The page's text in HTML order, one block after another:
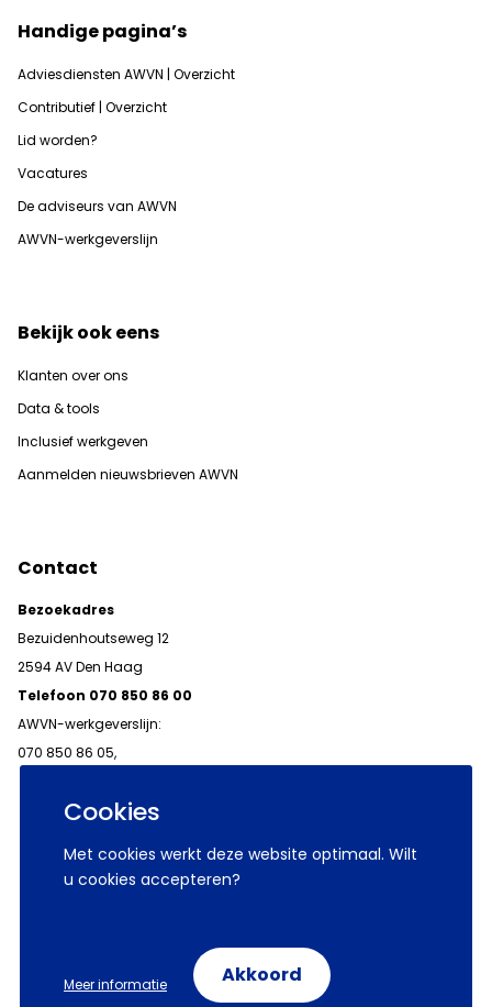
Cookies
Met cookies werkt deze website optimaal. Wilt
u cookies accepteren?
Meer informatie Akkoord
Handige pagina’s
Adviesdiensten AWVN | Overzicht
Contributief | Overzicht
Lid worden?
Vacatures
De adviseurs van AWVN
AWVN-werkgeverslijn
Bekijk ook eens
Klanten over ons
Data & tools
Inclusief werkgeven
Aanmelden nieuwsbrieven AWVN
Contact
Bezoekadres
Bezuidenhoutseweg 12
2594 AV Den Haag
Telefoon 070 850 86 00
AWVN-werkgeverslijn:
070 850 86 05,
© 2026 AWVN
Volg ons op: